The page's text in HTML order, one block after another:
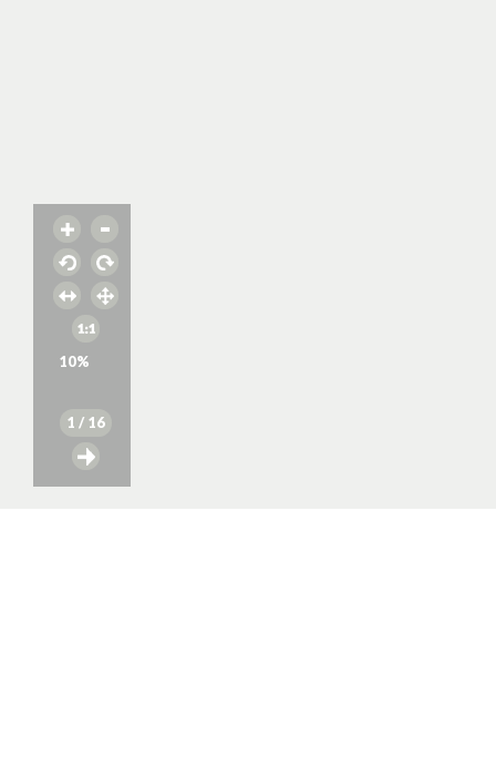
10%
1 / 16